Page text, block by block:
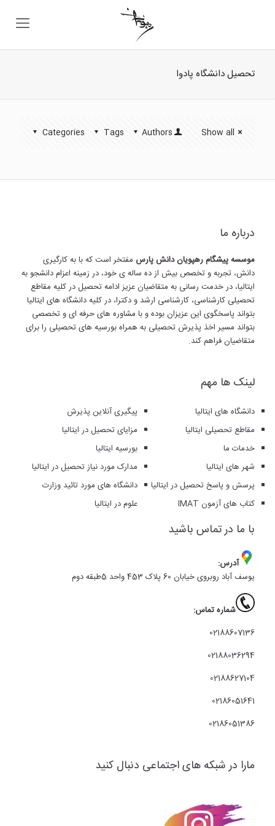
تحصیل دانشگاه پادوا
Categories Tags Authors Show all
درباره ما
موسسه پیشگام رهپویان دانش پارس مفتخر است که با به کارگیری
دانش، تجربه و تخصص بیش از ده ساله ی خود، در زمینه اعزام دانشجو به
ایتالیا، در خدمت رسانی به متقاضیان عزیز ادامه تحصیل در کلیه مقاطع
تحصیلی کارشناسی، کارشناسی ارشد و دکترا، در کلیه دانشگاه های ایتالیا
بتواند پاسخگوی این عزیزان بوده و با مشاوره های حرفه ای و تخصصی
بتواند مسیر اخذ پذیرش تحصیلی به همراه بورسیه های تحصیلی را برای
متقاضیان فراهم کند.
لینک ها مهم
پیگیری آنلاین پذیرش
مزایای تحصیل در ایتالیا
بورسیه ایتالیا
مدارک مورد نیاز تحصیل در ایتالیا
دانشگاه های مورد تائید وزارت
علوم در ایتالیا
دانشگاه های ایتالیا
مقاطع تحصیلی ایتالیا
خدمات ما
شهر های ایتالیا
پرسش و پاسخ تحصیل در ایتالیا
کتاب های آزمون IMAT
با ما در تماس باشید
آدرس:
یوسف آباد روبروی خیابان 60 پلاک 453 واحد 5طبقه دوم
شماره تماس:
02188607136
02188036294
02188627104
02186051641
02186051386
مارا در شبکه های اجتماعی دنبال کنید